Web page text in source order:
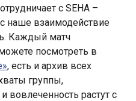
с SEHA –
наше взаимодействие
Каждый матч
посмотреть в
, есть и архив всех
группы,
вовлеченность растут с